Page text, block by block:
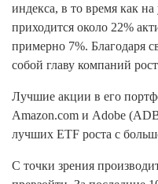
индекса, в то время как
приходится около 22%
примерно 7%. Благодаря
собой главу компаний
Лучшие акции в его
Amazon.com и Adobe
лучших ETF роста с
С точки зрения